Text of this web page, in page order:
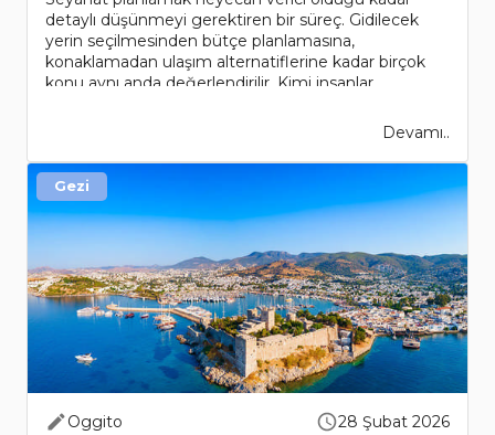
detaylı düşünmeyi gerektiren bir süreç. Gidilecek
yerin seçilmesinden bütçe planlamasına,
konaklamadan ulaşım alternatiflerine kadar birçok
konu aynı anda değerlendirilir. Kimi insanlar
Devamı..
Oggito 28 Şubat 2026
Gezi